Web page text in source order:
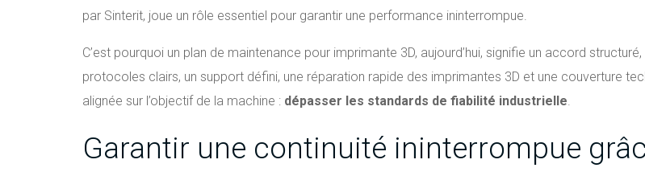
par Sinterit, joue un rôle essentiel pour garantir une performance ininterrompue.
C’est pourquoi un plan de maintenance pour imprimante 3D, aujourd’hui, signifie un accord structuré,
protocoles clairs, un support défini, une réparation rapide des imprimantes 3D et une couverture
alignée sur l’objectif de la machine : dépasser les standards de fiabilité industrielle.
Garantir une continuité ininterrompue